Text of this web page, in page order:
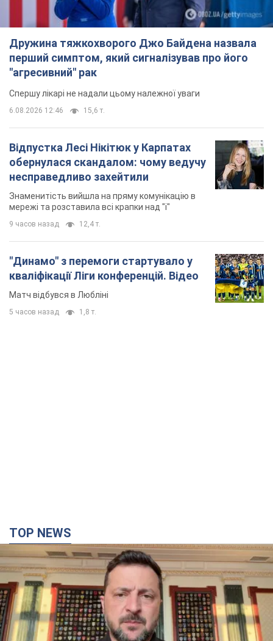
Дружина тяжкохворого Джо Байдена назвала
перший симптом, який сигналізував про його
"агресивний" рак
Спершу лікарі не надали цьому належної уваги
6.08.2026 12:46 15,6 т.
Відпустка Лесі Нікітюк у Карпатах
обернулася скандалом: чому ведучу
несправедливо захейтили
Знаменитість вийшла на пряму комунікацію в
мережі та розставила всі крапки над "і"
9 часов назад 12,4 т.
"Динамо" з перемоги стартувало у
кваліфікації Ліги конференцій. Відео
Матч відбувся в Любліні
5 часов назад 1,8 т.
TOP NEWS